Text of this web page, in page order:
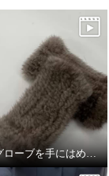
グローブを手にはめてみました